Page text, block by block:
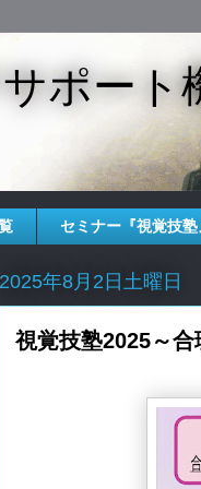
ポート
セミナー『視覚技塾
2025年8月2日土曜日
視覚技塾2025～